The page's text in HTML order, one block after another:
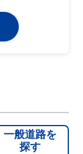
一般道路を
探す